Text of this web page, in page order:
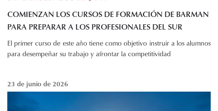
COMIENZAN LOS CURSOS DE FORMACIÓN DE BARMAN
PARA PREPARAR A LOS PROFESIONALES DEL SUR
El primer curso de este año tiene como objetivo instruir a los alumnos
para desempeñar su trabajo y afrontar la competitividad
23 de junio de 2026